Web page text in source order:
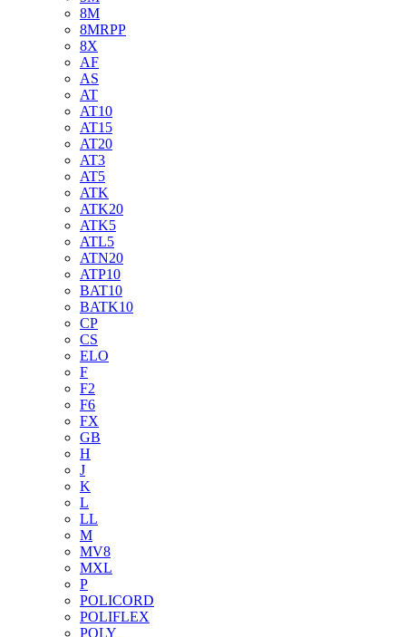
8M
8MRPP
8X
AF
AS
AT
AT10
AT15
AT20
AT3
AT5
ATK
ATK20
ATK5
ATL5
ATN20
ATP10
BAT10
BATK10
CP
CS
ELO
F
F2
F6
FX
GB
H
J
K
L
LL
M
MV8
MXL
P
POLICORD
POLIFLEX
POLY